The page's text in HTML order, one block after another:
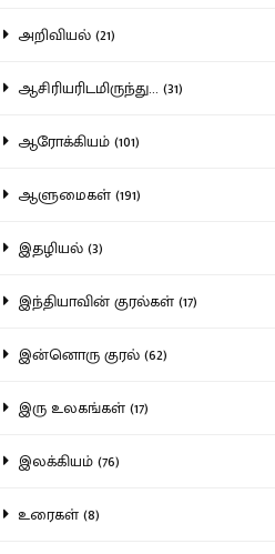
அறிவியல் (21)
ஆசிரியரிடமிருந்து... (31)
ஆரோக்கியம் (101)
ஆளுமைகள் (191)
இதழியல் (3)
இந்தியாவின் குரல்கள் (17)
இன்னொரு குரல் (62)
இரு உலகங்கள் (17)
இலக்கியம் (76)
உரைகள் (8)